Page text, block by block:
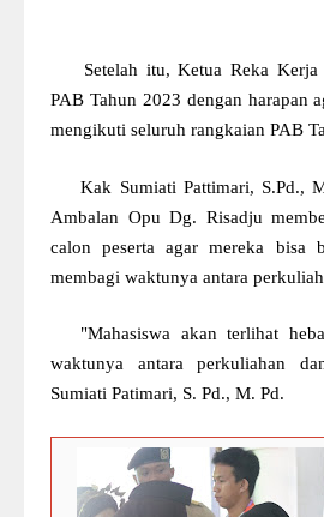
Setelah itu, Ketua Reka Kerja
PAB Tahun 2023 dengan harapan
mengikuti seluruh rangkaian PAB
Kak Sumiati Pattimari, S.Pd.,
Ambalan Opu Dg. Risadju
calon peserta agar mereka bisa
membagi waktunya antara
"Mahasiswa akan terlihat
waktunya antara perkuliahan
Sumiati Patimari, S. Pd., M. Pd.